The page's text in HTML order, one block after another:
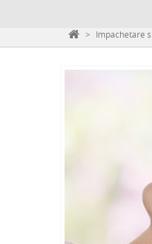
> Impachetare